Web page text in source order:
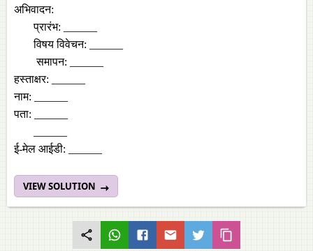
अभिवादन:
प्रारंभ: ______
विषय विवेचन: ______
समापन: ______
हस्‍ताक्षर: ______
नाम: ______
पता: ______
ई-मेल आईडी: ______
VIEW SOLUTION